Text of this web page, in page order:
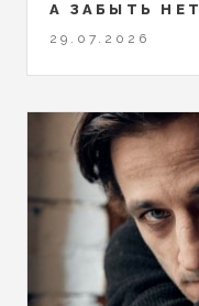
А ЗАБЫТЬ НЕТ
29.07.2026